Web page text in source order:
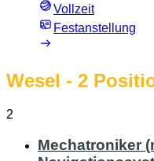
Vollzeit
Festanstellung
Wesel - 2
2
Mechatroniker